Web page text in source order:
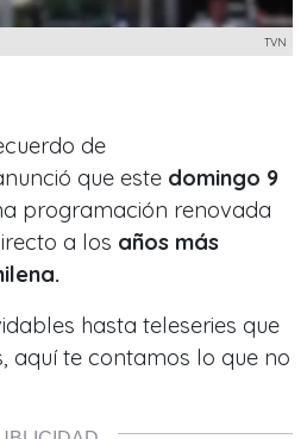
TVN
de
que este domingo 9
programación renovada
a los años más
hasta teleseries que
aquí te contamos lo que no